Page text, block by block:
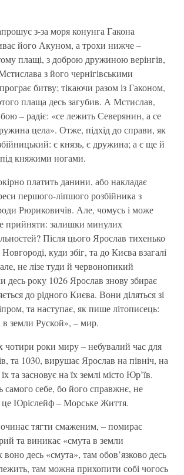
з-за моря конунга Гакона
його Акуном, а трохи нижче –
плащі, з доброю дружиною верінгів,
з його чернігівськими
битву; тікаючи разом із Гаконом,
плаща десь загубив. А Мстислав,
– радіє: «се лежить Северянин, а се
цела». Отже, підхід до справи, як
є князь, є дружина; а є ще й
княжими ногами.
платить данини, або накладає
першого-ліпшого розбійника з
Рюриковичів. Але, чомусь і може
прийняти: залишки минулих
Після цього Ярослав тихенько
куди збіг, та до Києва взагалі
не лізе туди й червонопикий
десь року 1026 Ярослав знову збирає
до рідного Києва. Вони діляться зі
та наступає, як пише літописець:
земли Руской», – мир.
чотири роки миру – небувалий час для
та 1030, вирушає Ярослав на північ, на
та засновує на їх землі місто Юр’їв.
самого себе, бо його справжнє, не
це Юріслейф – Морське Життя.
тягти смаженим, – помирає
та виникає «смута в земли
десь «смута», там обов’язково десь
там можна прихопити собі чогось